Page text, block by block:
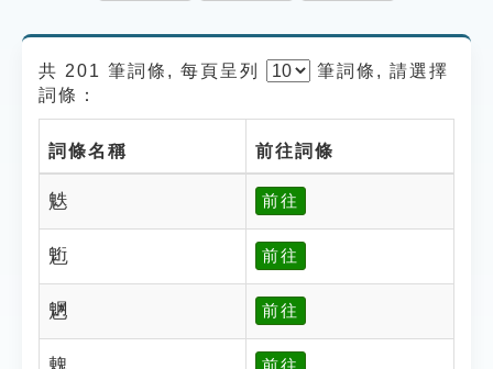
共 201 筆詞條, 每頁呈列 筆詞條, 請選擇
詞條：
詞條名稱 前往詞條
䰡 前往
䰢 前往
䰣 前往
前往